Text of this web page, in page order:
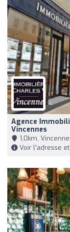
Agence
Vincennes
1,0km,
Voir l'adresse